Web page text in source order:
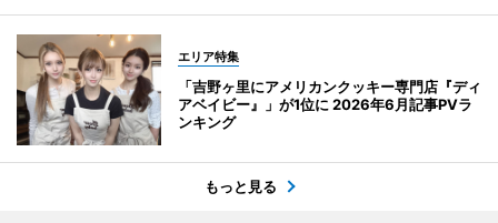
エリア特集
「吉野ヶ里にアメリカンクッキー専門店『ディ
アベイビー』」が1位に 2026年6月記事PVラ
ンキング
もっと見る